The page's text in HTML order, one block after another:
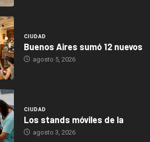
CIUDAD
Buenos Aires sumó 12 nuevos
agosto 5, 2026
CIUDAD
Los stands móviles de la
agosto 3, 2026